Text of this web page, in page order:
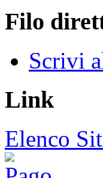
Filo
Scrivi
Link
Elenco